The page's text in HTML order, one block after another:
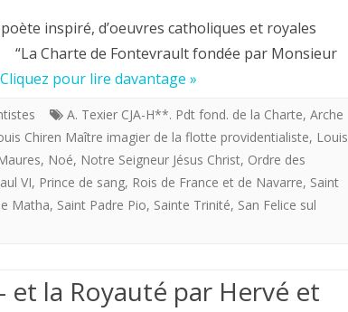
au
Sacré-
de
Montmartre
(19
de
l’amour”
la
royauté
française
octobre
Chiren,
Maître
imagier
de
la
«
offre
inspiré, d’oeuvres catholiques et royales
Charte de Fontevrault fondée par Monsieur
Cliquez pour lire davantage »
A. Texier CJA-H**. Pdt fond. de la Charte, Arche
Chiren Maître imagier de la flotte providentialiste, Louis
, Noé, Notre Seigneur Jésus Christ, Ordre des
VI, Prince de sang, Rois de France et de Navarre, Saint
Matha, Saint Padre Pio, Sainte Trinité, San Felice sul
et la Royauté par Hervé et